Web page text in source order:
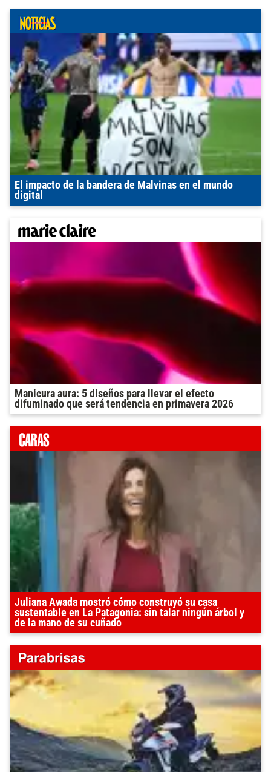
El impacto de la bandera de Malvinas en el mundo
digital
Manicura aura: 5 diseños para llevar el efecto
difuminado que será tendencia en primavera 2026
Juliana Awada mostró cómo construyó su casa
sustentable en La Patagonia: sin talar ningún árbol y
de la mano de su cuñado